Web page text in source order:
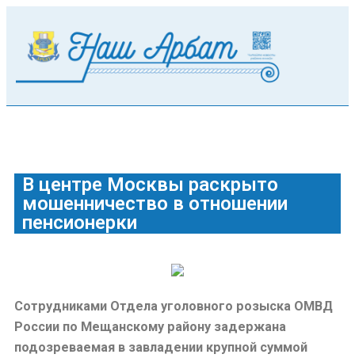
В центре Москвы раскрыто
мошенничество в отношении
пенсионерки
Сотрудниками Отдела уголовного розыска ОМВД
России по Мещанскому району задержана
подозреваемая в завладении крупной суммой